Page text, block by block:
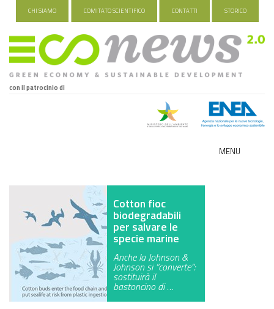
CHI SIAMO COMITATO SCIENTIFICO CONTATTI STORICO
con il patrocinio di
MENU
INDUSTRIA VERDE
HEALTH&WELLNESS
GREEN TECH
Cotton fioc
biodegradabili
per salvare le
specie marine
Anche la Johnson &
Johnson si “converte”:
sostituirà il
bastoncino di …